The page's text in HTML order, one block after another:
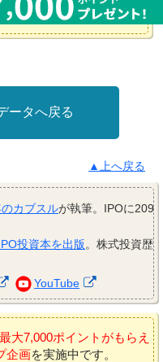
ータへ戻る
▲上へ戻る
カブスルが執筆。IPOに209
投資本を出版。株式投資歴
YouTube
大7,000ポイントがもらえ
企画を実施中です。